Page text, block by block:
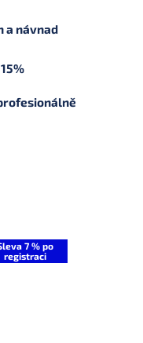
a návnad
7 % po
registraci